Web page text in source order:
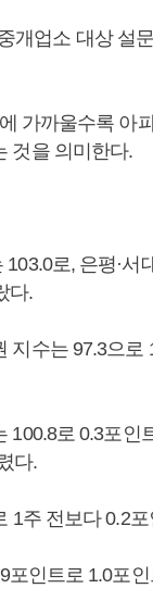
개업소 대상 설
가까울수록 아
것을 의미한다.
로, 은평·서
다.
지수는 97.3으
로 0.3포인
다.
1주 전보다 0.2
포인트로 1.0포